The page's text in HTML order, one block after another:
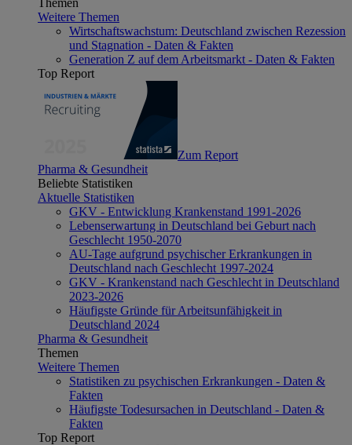
Weitere Themen
Wirtschaftswachstum: Deutschland zwischen Rezession
und Stagnation - Daten & Fakten
Generation Z auf dem Arbeitsmarkt - Daten & Fakten
Top Report
Zum Report
Pharma & Gesundheit
Beliebte Statistiken
Aktuelle Statistiken
GKV - Entwicklung Krankenstand 1991-2026
Lebenserwartung in Deutschland bei Geburt nach
Geschlecht 1950-2070
AU-Tage aufgrund psychischer Erkrankungen in
Deutschland nach Geschlecht 1997-2024
GKV - Krankenstand nach Geschlecht in Deutschland
2023-2026
Häufigste Gründe für Arbeitsunfähigkeit in
Deutschland 2024
Pharma & Gesundheit
Themen
Weitere Themen
Statistiken zu psychischen Erkrankungen - Daten &
Fakten
Häufigste Todesursachen in Deutschland - Daten &
Fakten
Top Report